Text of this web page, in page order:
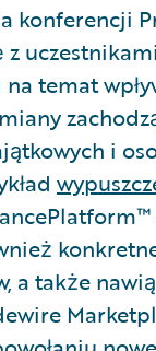
konferencji
z
temat
i
a także